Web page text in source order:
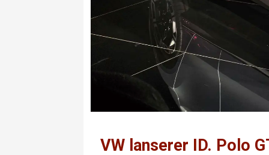
VW lanserer ID. Polo